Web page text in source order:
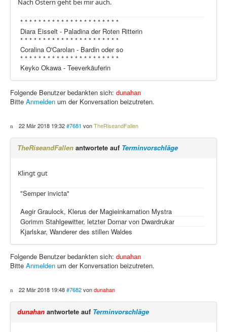
Nach Ostern geht bei mir auch.
* * * * * * * * * * * * * * * * * * * * * *
Diara Eisselt - Paladina der Roten Ritterin
* * * * * * * * * * * * * * * * * * * * * *
Coralina O'Carolan - Bardin oder so
* * * * * * * * * * * * * * * * * * * * * *
Keyko Okawa - Teeverkäuferin
Folgende Benutzer bedankten sich: dunahan
Bitte Anmelden um der Konversation beizutreten.
22 Mär 2018 19:32#7681 vonTheRiseandFallen
TheRiseandFallen antwortete auf Terminvorschläge
Klingt gut
"Semper invicta"
Aegir Graulock, Klerus der Magieinkarnation Mystra
Gorimm Stahlgewitter, letzter Dornar von Dwardrukar
Kjarlskar, Wanderer des stillen Waldes
Folgende Benutzer bedankten sich: dunahan
Bitte Anmelden um der Konversation beizutreten.
22 Mär 2018 19:48#7682vondunahan
dunahan antwortete auf Terminvorschläge